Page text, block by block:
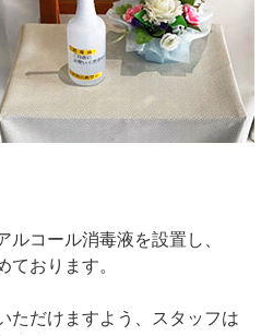
コール消毒液を設置し、
ております。
ただけますよう、スタッフは